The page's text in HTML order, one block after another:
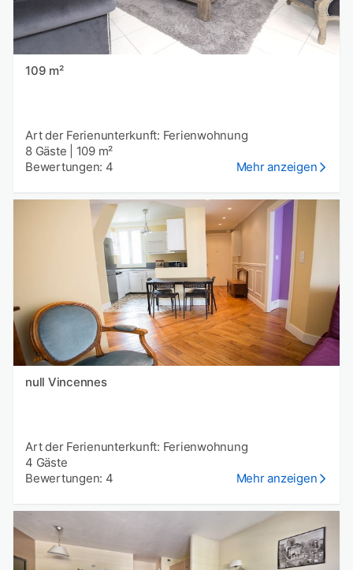
109 m²
Art der Ferienunterkunft: Ferienwohnung
8 Gäste
109 m²
Bewertungen: 4
Mehr anzeigen
null Vincennes
Art der Ferienunterkunft: Ferienwohnung
4 Gäste
Bewertungen: 4
Mehr anzeigen